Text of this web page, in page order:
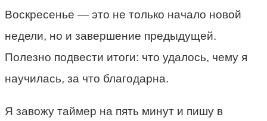
Воскресенье — это не только начало новой
недели, но и завершение предыдущей.
Полезно подвести итоги: что удалось, чему я
научилась, за что благодарна.
Я завожу таймер на пять минут и пишу в